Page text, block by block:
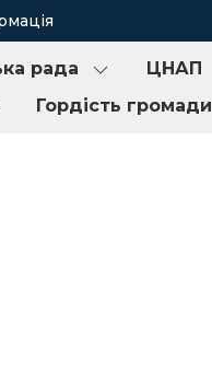
рада ЦНАП
Гордість громади